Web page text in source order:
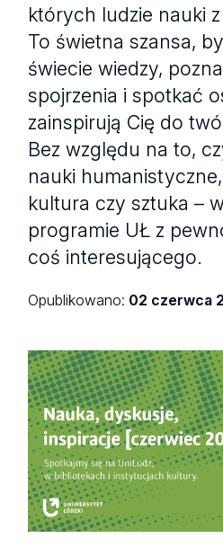
których ludzie nauki
To świetna szansa,
świecie wiedzy,
spojrzenia i spotkać
zainspirują Cię do
Bez względu na to,
nauki
kultura czy sztuka –
programie UŁ z
coś interesującego.
Opublikowano: 02 czerwca